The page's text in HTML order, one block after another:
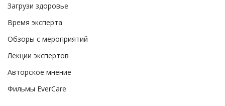
Загрузи здоровье
Время эксперта
Обзоры с мероприятий
Лекции экспертов
Авторское мнение
Фильмы EverCare